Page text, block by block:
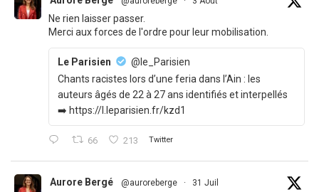
Ne rien laisser passer.
Merci aux forces de l'ordre pour leur mobilisation.
Le Parisien
@le_Parisien
Chants racistes lors d’une feria dans l’Ain : les
auteurs âgés de 22 à 27 ans identifiés et interpellés
➡️ https://l.leparisien.fr/kzd1
66 213 Twitter
Aurore Bergé @auroreberge · 31 Juil